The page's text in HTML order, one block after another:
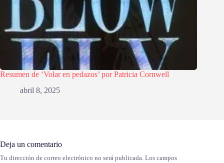
Resumen de ‘Volar en pedazos’ por Patricia Cornwell
abril 8, 2025
Deja un comentario
Tu dirección de correo electrónico no será publicada. Los campos